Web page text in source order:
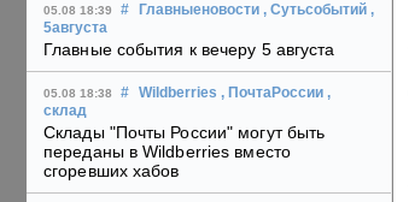
05.08 18:39 # Главныеновости , Сутьсобытий ,
5августа
Главные события к вечеру 5 августа
05.08 18:38 # Wildberries , ПочтаРоссии ,
склад
Склады "Почты России" могут быть
переданы в Wildberries вместо
сгоревших хабов